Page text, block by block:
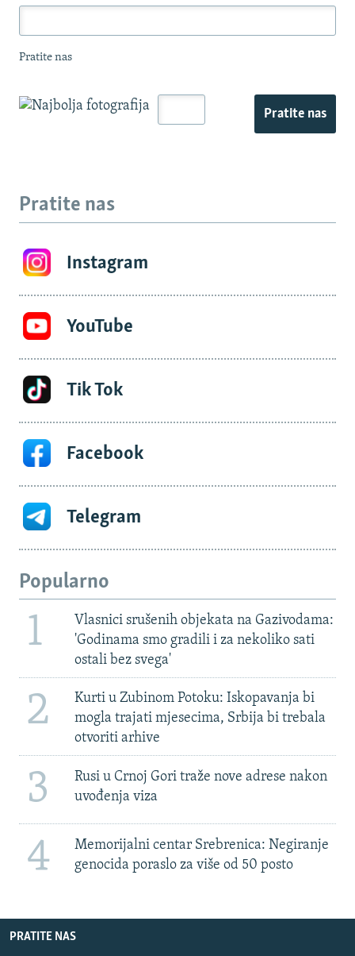
Pratite nas
Pratite nas
Pratite nas
Instagram
YouTube
Tik Tok
Facebook
Telegram
Popularno
1
Vlasnici srušenih objekata na Gazivodama:
'Godinama smo gradili i za nekoliko sati
ostali bez svega'
2
Kurti u Zubinom Potoku: Iskopavanja bi
mogla trajati mjesecima, Srbija bi trebala
otvoriti arhive
3
Rusi u Crnoj Gori traže nove adrese nakon
uvođenja viza
4
Memorijalni centar Srebrenica: Negiranje
genocida poraslo za više od 50 posto
PRATITE NAS